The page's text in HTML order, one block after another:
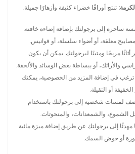
تنتج أوراقًا خضراء كثيفة وأزهارًا جميلة.
ساحرة إلى برجولتك بإضافة إضاءة خافتة.
معلقة، أو أضواء سلسلة، أو فوانيس.
أثاثًا مريحًا ومتينًا لبرجولتك. يمكن أن يكون
والأرائك، أو ببساطة بعض الوسائد والألحفة.
ترغب في إضافة المزيد من الخصوصية، يمكنك
أو الثقيلة.
لمسات شخصية إلى برجولتك باستخدام
الشموع، والشمعدانات، والمنحوتات.
إلى برجولتك عن طريق إضافة ميزة مائية
أو حوض السمك.